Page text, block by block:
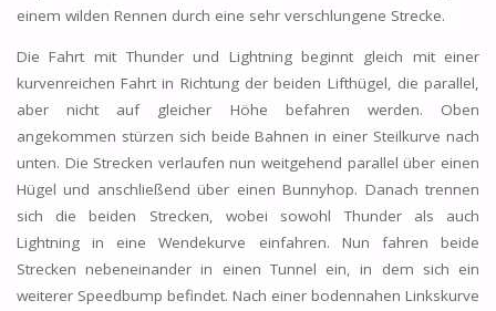
einem wilden Rennen durch eine sehr verschlungene Strecke.
Die Fahrt mit Thunder und Lightning beginnt gleich mit einer
kurvenreichen Fahrt in Richtung der beiden Lifthügel, die parallel,
aber nicht auf gleicher Höhe befahren werden. Oben
angekommen stürzen sich beide Bahnen in einer Steilkurve nach
unten. Die Strecken verlaufen nun weitgehend parallel über einen
Hügel und anschließend über einen Bunnyhop. Danach trennen
sich die beiden Strecken, wobei sowohl Thunder als auch
Lightning in eine Wendekurve einfahren. Nun fahren beide
Strecken nebeneinander in einen Tunnel ein, in dem sich ein
weiterer Speedbump befindet. Nach einer bodennahen Linkskurve